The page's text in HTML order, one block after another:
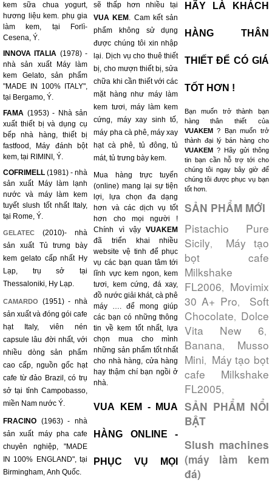
kem sữa chua yogurt,
hương liệu kem. phụ gia
làm kem, tại Forlì-
Cesena, Ý.
INNOVA ITALIA (1978) -
nhà sản xuất Máy làm
kem Gelato, sản phẩm
"MADE IN 100% ITALY",
tại Bergamo, Ý.
FAMA (1953) - Nhà sản
xuất thiết bị và dụng cụ
bếp nhà hàng, thiết bị
fastfood, Máy đánh bột
kem, tại RIMINI, Ý.
COFRIMELL (1981) - nhà
sản xuất Máy làm lạnh
nước và máy làm kem
tuyết slush tốt nhất Italy,
tại Rome, Ý.
GELATEC (2010)- nhà
sản xuất Tủ trưng bày
kem gelato cấp nhất Hy
Lạp, trụ sở tại
Thessaloniki, Hy Lạp.
CAMARDO
(1951) - nhà
sản xuất và đóng gói cafe
hạt Italy, viên nén
capsule lâu đời nhất, với
nhiều dòng sản phẩm
cao cấp, nguồn gốc hạt
cafe từ đảo Brazil, có trụ
sở tại tỉnh Campobasso,
miền Nam nước Ý.
FRACINO (1963) - nhà
sản xuất máy pha cafe
chuyên nghiệp, "MADE
IN 100% ENGLAND", tại
Birmingham, Anh Quốc.
sẽ thấp hơn nhiều tại
VUA KEM . Cam kết sản
phẩm không sử dụng
được chúng tôi xin nhập
lại. Dịch vụ cho thuê thiết
bị, cho mượn thiết bị, sửa
chữa khi cần thiết với các
mặt hàng như máy làm
kem tươi, máy làm kem
cứng, máy xay sinh tố,
máy pha cà phê, máy xay
hạt cà phê, tủ đông, tủ
mát, tủ trưng bày kem.
Mua hàng trực tuyến
(online) mang lại sự tiện
lợi, lựa chọn đa dạng
hơn và các dịch vụ tốt
hơn cho mọi người !
Chính vì vậyVUAKEM
đã triển khai nhiều
website vệ tinh để phục
vụ các bạn quan tâm tới
lĩnh vực kem ngon, kem
tươi, kem cứng, đá xay,
đồ nước giải khát, cà phê
máy …. để mong giúp
các bạn có những thông
tin về kem tốt nhất, lựa
chọn mua cho mình
những sản phẩm tốt nhất
cho nhà hàng, cửa hàng
hay thậm chí bạn ngồi ở
nhà.
VUA KEM - MUA
HÀNG ONLINE -
PHỤC VỤ MỌI
HÃY LÀ KHÁCH
HÀNG THÂN
THIẾT ĐỂ CÓ GIÁ
TỐT HƠN !
Bạn muốn trở thành bạn
hàng thân thiết của
VUAKEM
? Bạn muốn trở
thành đại lý bán hàng cho
VUAKEM
? Hãy gửi thông
tin bạn cần hỗ trợ tới cho
chúng tôi ngay bây giờ để
chúng tôi được phục vụ bạn
tốt hơn.
SẢN PHẨM MỚI
Pistachio Pure
Sicily, Máy tạo
bọt cafe
Milkshake
FL2006, Movimix
30 A+ Pro, Soft
Chocolate, Dolce
Vita New 6,
Banana, Musso
Mini, Máy tạo bọt
cafe Milkshake
FL2005,
SẢN PHẨM NỔI
BẬT
Slush machines
(máy làm kem
đá)